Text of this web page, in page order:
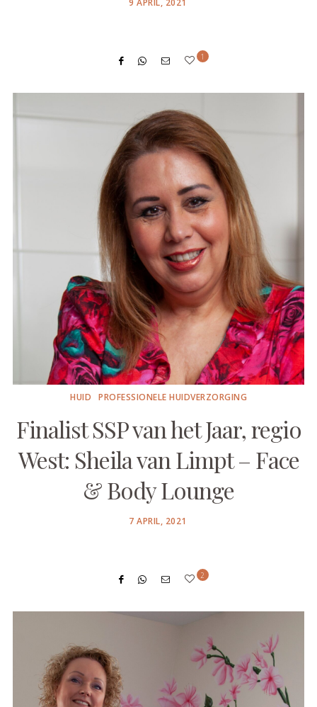
9 APRIL, 2021
1
HUID PROFESSIONELE HUIDVERZORGING
Finalist SSP van het Jaar, regio
West: Sheila van Limpt – Face
& Body Lounge
POSTED
7 APRIL, 2021
2